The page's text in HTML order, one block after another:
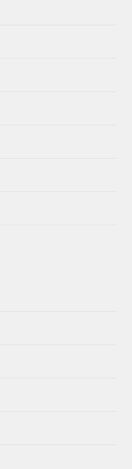
s
elmentél
– Mellékdal
(Mártinak)